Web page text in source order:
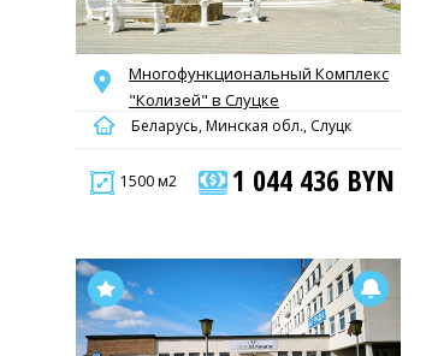
Многофункциональный Комплекс
"Колизей" в Слуцке
Беларусь, Минская обл., Слуцк
1500 м2 1 044 436 BYN